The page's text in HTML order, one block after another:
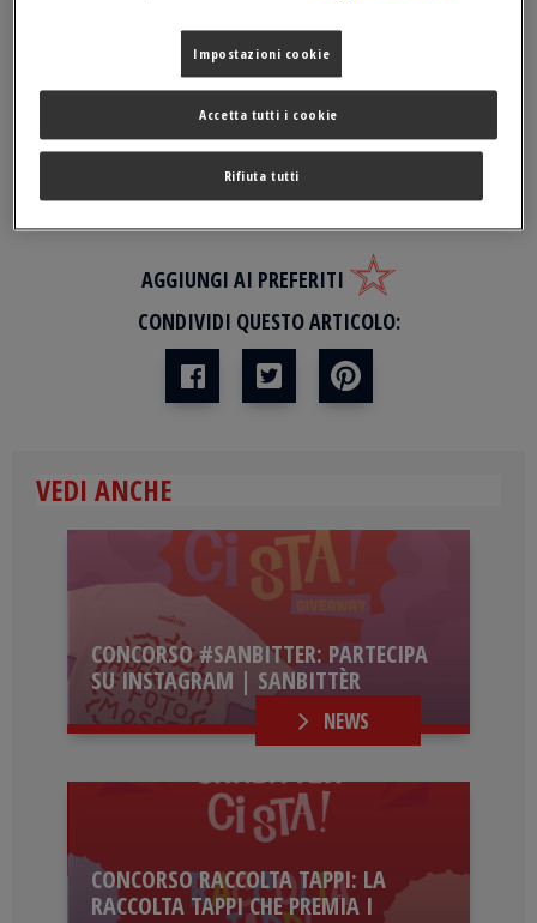
DRINK
del Made in Italy
dalle tinte internazionali ma totalmente tricolore, ecco l’aperitivo
Sanbittèr
irresistibile. L’incontro didrink
non potrebbe
essere più fruttuoso.
AGGIUNGI AI PREFERITI
CONDIVIDI QUESTO ARTICOLO:
VEDI ANCHE
CONCORSO #SANBITTER: PARTECIPA
SU INSTAGRAM | SANBITTÈR
NEWS
CONCORSO RACCOLTA TAPPI: LA
RACCOLTA TAPPI CHE PREMIA I
Impostazioni cookie
Rifiuta tutti
Accetta tutti i cookie